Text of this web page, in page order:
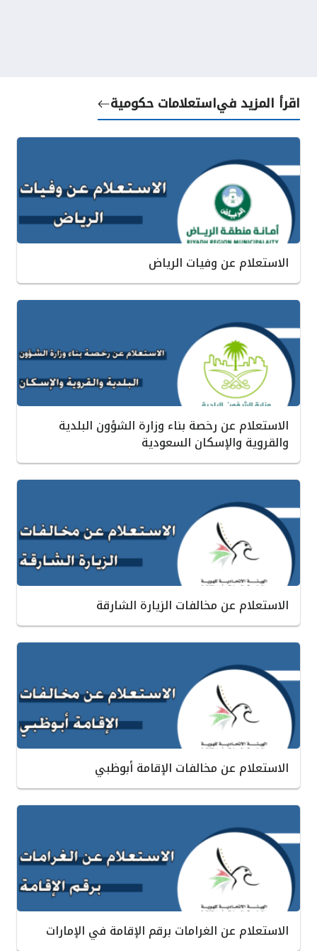
اقرأ المزيد فياستعلامات حكومية
الاستعلام عن وفيات الرياض
الاستعلام عن رخصة بناء وزارة الشؤون البلدية
والقروية والإسكان السعودية
الاستعلام عن مخالفات الزيارة الشارقة
الاستعلام عن مخالفات الإقامة أبوظبي
الاستعلام عن الغرامات برقم الإقامة في الإمارات